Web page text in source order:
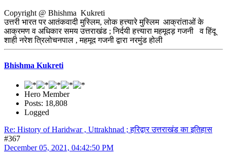
Copyright @ Bhishma Kukreti
उत्तरी भारत पर आतंकवादी मुस्लिम, लोक हत्त्यारे मुस्लिम आक्रांताओं के
आक्रमण व अधिकार समय उत्तराखंड ; निर्दयी हत्त्यारा महमूदड़ गजनी व हिंदू
शाही नरेश त्रिलोचनपाल , महमूद गजनी द्वारा नरमुंड होली
Bhishma Kukreti
Hero Member
Posts: 18,808
Logged
Re: History of Haridwar , Uttrakhnad ; हरिद्वार उत्तराखंड का इतिहास
#367
December 05, 2021, 04:42:50 PM